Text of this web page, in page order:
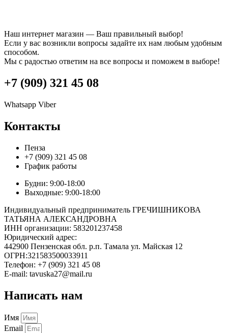
Наш интернет магазин — Ваш правильный выбор!
Если у вас возникли вопросы задайте их нам любым удобным
способом.
Мы с радостью ответим на все вопросы и поможем в выборе!
+7 (909) 321 45 08
Whatsapp Viber
Контакты
Пенза
+7 (909) 321 45 08
График работы
Будни: 9:00-18:00
Выходные: 9:00-18:00
Индивидуальный предприниматель ГРЕЧИШНИКОВА
ТАТЬЯНА АЛЕКСАНДРОВНА
ИНН организации: 583201237458
Юридический адрес:
442900 Пензенская обл. р.п. Тамала ул. Майская 12
ОГРН:321583500033911
Телефон: +7 (909) 321 45 08
E-mail: tavuska27@mail.ru
Написать нам
Имя
Email